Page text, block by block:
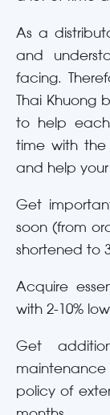
As a
and
facing.
Thai Khuong
to help
time with the
and help your
Get
soon (from
shortened to
Acquire
with 2-10%
Get
policy of